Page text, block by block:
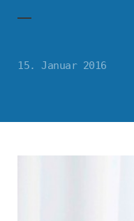
15. Januar 2016